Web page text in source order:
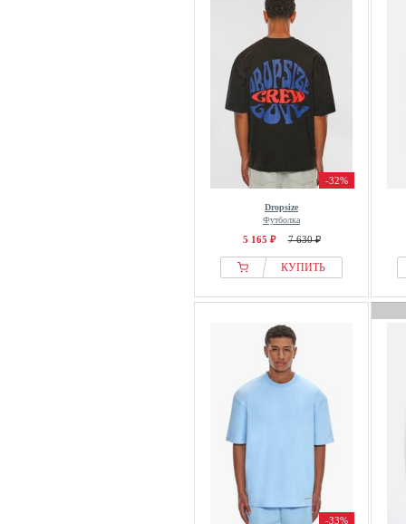
-32%
Dropsize
Футболка
5 165 ₽ 7 630 ₽
КУПИТЬ
-33%